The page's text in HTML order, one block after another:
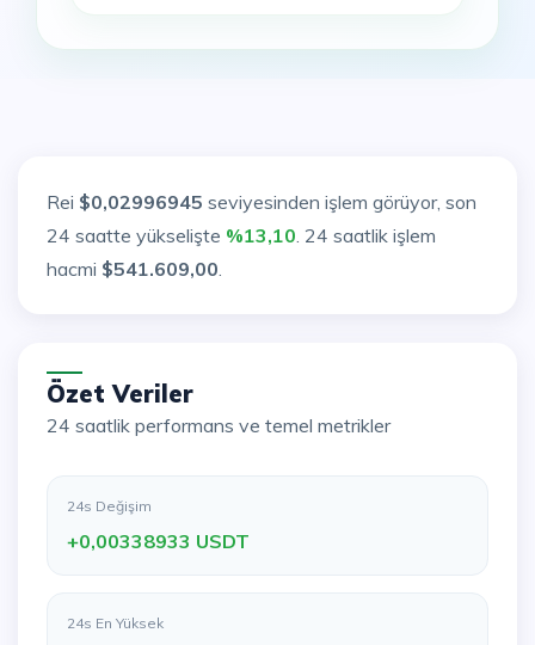
Rei $0,02996945 seviyesinden işlem görüyor, son
24 saatte yükselişte %13,10. 24 saatlik işlem
hacmi $541.609,00.
Özet Veriler
24 saatlik performans ve temel metrikler
24s Değişim
+0,00338933 USDT
24s En Yüksek